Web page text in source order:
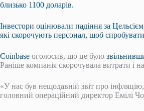
близько 1100 доларів.
Інвестори оцінювали падіння за
які скорочують персонал, щоб
Coinbase оголосив, що це було
Раніше компанія скорочувала витрати і
«У нас був нещодавній звіт про
головний операційний директор Емілі